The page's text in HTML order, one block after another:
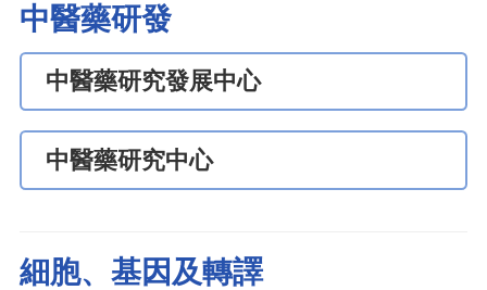
中醫藥研發
中醫藥研究發展中心
中醫藥研究中心
細胞、基因及轉譯